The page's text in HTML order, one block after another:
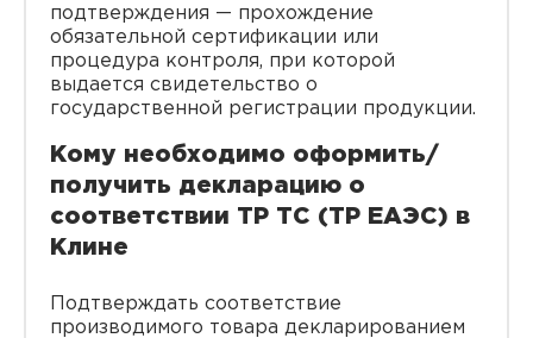
подтверждения — прохождение
обязательной сертификации или
процедура контроля, при которой
выдается свидетельство о
государственной регистрации продукции.
Кому необходимо оформить/
получить декларацию о
соответствии ТР ТС (ТР ЕАЭС) в
Клине
Подтверждать соответствие
производимого товара декларированием